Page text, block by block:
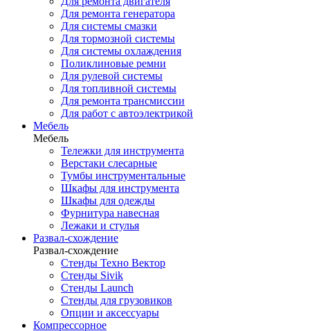
Для ремонта генератора
Для системы смазки
Для тормозной системы
Для системы охлаждения
Поликлиновые ремни
Для рулевой системы
Для топливной системы
Для ремонта трансмиссии
Для работ с автоэлектрикой
Мебель
Мебель
Тележки для инструмента
Верстаки слесарные
Тумбы инструментальные
Шкафы для инструмента
Шкафы для одежды
Фурнитура навесная
Лежаки и стулья
Развал-схождение
Развал-схождение
Стенды Техно Вектор
Стенды Sivik
Стенды Launch
Стенды для грузовиков
Опции и аксессуары
Компрессорное